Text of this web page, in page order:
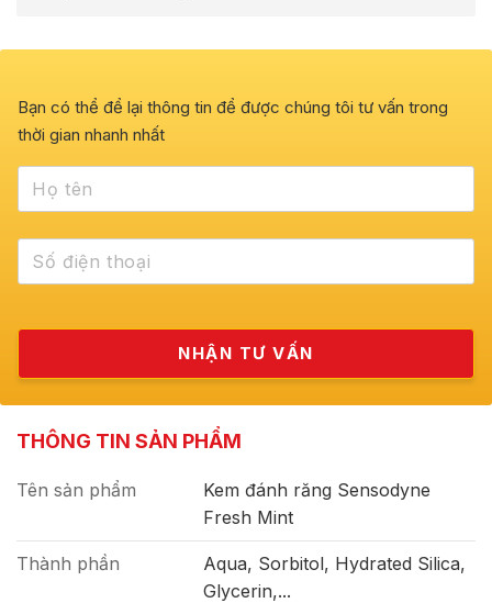
Bạn có thể để lại thông tin để được chúng tôi tư vấn trong
thời gian nhanh nhất
THÔNG TIN SẢN PHẨM
Tên sản phẩm
Kem đánh răng Sensodyne
Fresh Mint
Thành phần
Aqua, Sorbitol, Hydrated Silica,
Glycerin,...